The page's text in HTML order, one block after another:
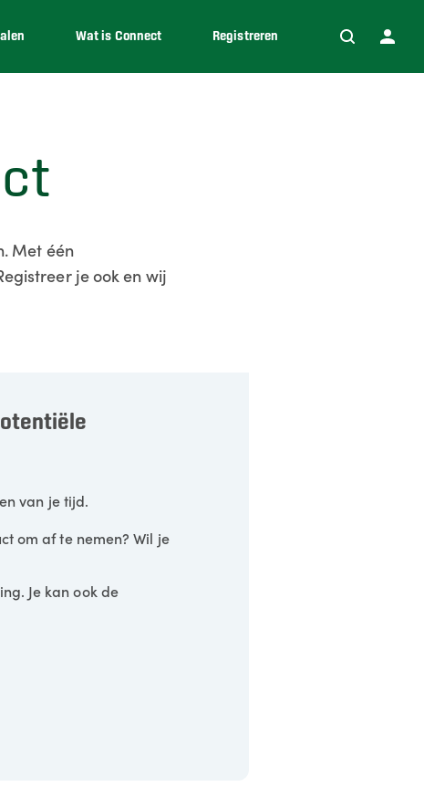
Wat is Connect Registreren
Met één
je ook en wij
van je tijd.
om af te nemen? Wil je
Je kan ook de